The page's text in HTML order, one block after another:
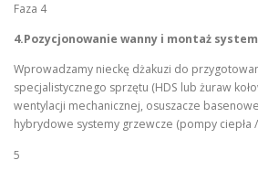
Faza 4
4.Pozycjonowanie wanny i montaż
Wprowadzamy nieckę dżakuzi do
specjalistycznego sprzętu (HDS lub żuraw
wentylacji mechanicznej, osuszacze
hybrydowe systemy grzewcze (pompy ciepła
5